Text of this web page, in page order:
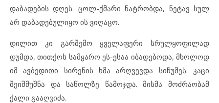
დაბადების დღეს. ცოლ-ქმარი ნატრობდა, ნეტავ სულ
არ დაბადებულიყო ის ვიღაცო.
დილით კი გარშემო ყველაფერი სრულყოფილად
დუმდა, თითქოს სამყარო ეს-ესაა იბადებოდა, მხოლოდ
იმ ავბედითი სირენის ხმა არღვევდა სიჩუმეს. კაცი
შეიშმუშნა და საწოლზე წამოჯდა. მისმა მოძრაობამ
ქალი გააღვიძა.